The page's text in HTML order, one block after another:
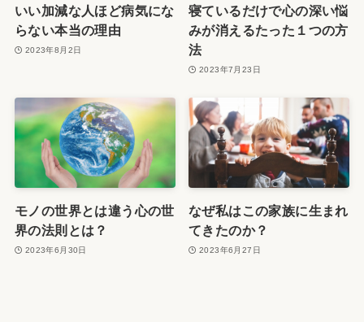
いい加減な人ほど病気にな
らない本当の理由
2023年8月2日
寝ているだけで心の深い悩
みが消えるたった１つの方
法
2023年7月23日
モノの世界とは違う心の世
界の法則とは？
2023年6月30日
なぜ私はこの家族に生まれ
てきたのか？
2023年6月27日